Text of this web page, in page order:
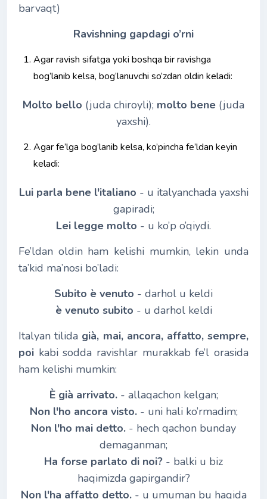
barvaqt)
Ravishning gapdagi o’rni
Agar ravish sifatga yoki boshqa bir ravishga
bog’lanib kelsa, bog’lanuvchi so’zdan oldin keladi:
Molto bello (juda chiroyli); molto bene (juda
yaxshi).
Agar fe’lga bog’lanib kelsa, ko’pincha fe’ldan keyin
keladi:
Lui parla bene l'italiano - u italyanchada yaxshi
gapiradi;
Lei legge molto - u ko’p o’qiydi.
Fe’ldan oldin ham kelishi mumkin, lekin unda
ta’kid ma’nosi bo’ladi:
Subito è venuto - darhol u keldi
è venuto subito - u darhol keldi
Italyan tilida già, mai, ancora, affatto, sempre,
poi kabi sodda ravishlar murakkab fe’l orasida
ham kelishi mumkin:
È già arrivato.- allaqachon kelgan;
Non l'ho ancora visto.- uni hali ko’rmadim;
Non l'ho mai detto. - hech qachon bunday
demaganman;
Hа forse parlato di noi? - balki u biz
haqimizda gapirgandir?
Non l'ha affatto detto.- u umuman bu haqida